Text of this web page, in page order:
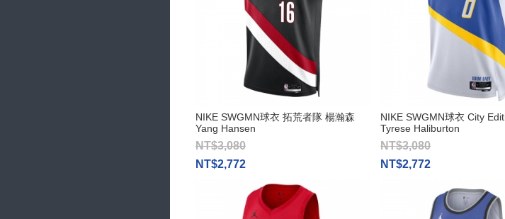
NIKE SWGMN球衣 拓荒者隊 楊瀚森
Yang Hansen
NT$3,080
NT$2,772
NIKE SWGMN球衣 City
Tyrese Haliburton
NT$3,080
NT$2,772